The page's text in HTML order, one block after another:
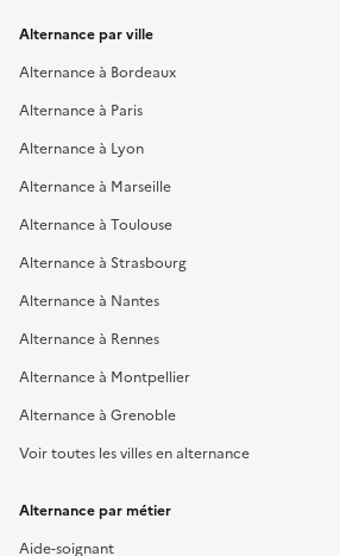
Alternance par ville
Alternance à Bordeaux
Alternance à Paris
Alternance à Lyon
Alternance à Marseille
Alternance à Toulouse
Alternance à Strasbourg
Alternance à Nantes
Alternance à Rennes
Alternance à Montpellier
Alternance à Grenoble
Voir toutes les villes en alternance
Alternance par métier
Aide-soignant